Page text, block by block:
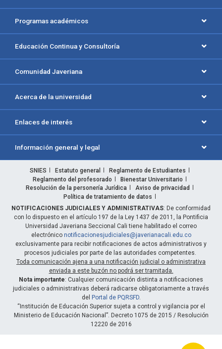
Programas académicos
Educación Continua y Consultoría
Comunidad Javeriana
Acerca de la universidad
Enlaces de interés
Información general y legal
SNIES Estatuto general
Reglamento de Estudiantes
Reglamento del profesorado
Bienestar Universitario
Resolución de la personería Jurídica
Aviso de privacidad
Política de tratamiento de datos
NOTIFICACIONES JUDICIALES Y ADMINISTRATIVAS: De conformidad
con lo dispuesto en el artículo 197 de la Ley 1437 de 2011, la Pontificia
Universidad Javeriana Seccional Cali tiene habilitado el correo
electrónico notificacionesjudiciales@javerianacali.edu.co
exclusivamente para recibir notificaciones de actos administrativos y
procesos judiciales por parte de las autoridades competentes.
Toda comunicación ajena a una notificación judicial o administrativa
enviada a este buzón no podrá ser tramitada.
Nota importante: Cualquier comunicación distinta a notificaciones
judiciales o administrativas deberá radicarse obligatoriamente a través
del Portal de PQRSFD.
“Institución de Educación Superior sujeta a control y vigilancia por el
Ministerio de Educación Nacional”. Decreto 1075 de 2015 / Resolución
12220 de 2016